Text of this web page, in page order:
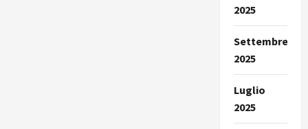
2025
Settembre
2025
Luglio
2025